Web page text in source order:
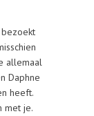
allemaal
Daphne
heeft.
met je.